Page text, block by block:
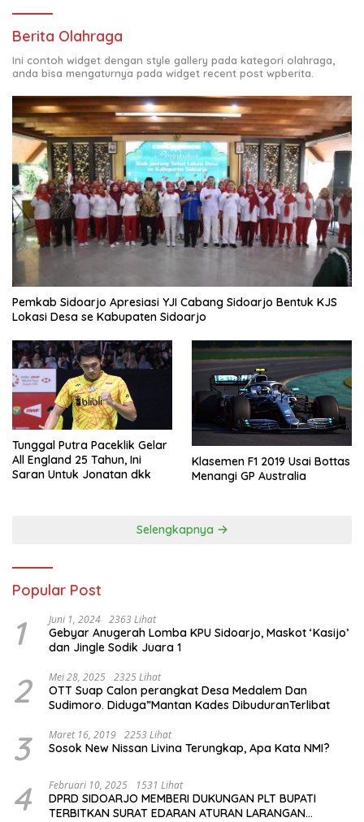
Berita Olahraga
Ini contoh widget dengan style gallery pada kategori olahraga,
anda bisa mengaturnya pada widget recent post wpberita.
Pemkab Sidoarjo Apresiasi YJI Cabang Sidoarjo Bentuk KJS
Lokasi Desa se Kabupaten Sidoarjo
Tunggal Putra Paceklik Gelar
All England 25 Tahun, Ini
Saran Untuk Jonatan dkk
Klasemen F1 2019 Usai Bottas
Menangi GP Australia
Selengkapnya
Popular Post
1 Juni 1, 2024 2363 Lihat
Gebyar Anugerah Lomba KPU Sidoarjo, Maskot ‘Kasijo’
dan Jingle Sodik Juara 1
2 Mei 28, 2025 2325 Lihat
OTT Suap Calon perangkat Desa Medalem Dan
Sudimoro. Diduga”Mantan Kades DibuduranTerlibat
3 Maret 16, 2019 2253 Lihat
Sosok New Nissan Livina Terungkap, Apa Kata NMI?
4 Februari 10, 2025 1531 Lihat
DPRD SIDOARJO MEMBERI DUKUNGAN PLT BUPATI
TERBITKAN SURAT EDARAN ATURAN LARANGAN